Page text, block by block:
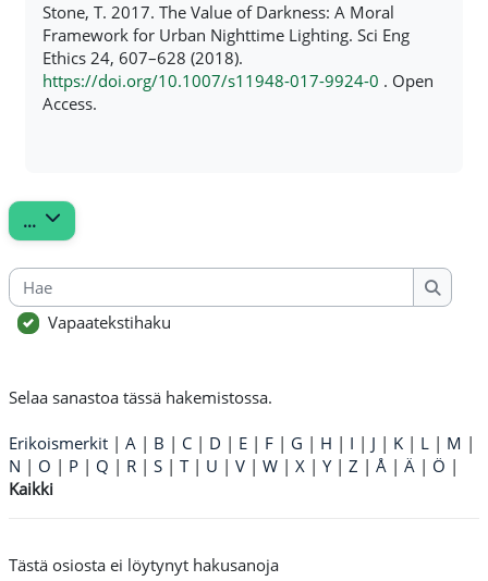
Stone, T. 2017. The Value of Darkness: A Moral
Framework for Urban Nighttime Lighting. Sci Eng
Ethics 24, 607–628 (2018).
https://doi.org/10.1007/s11948-017-9924-0 . Open
Access.
... Vie hakusanat
Hae
Hae
Vapaatekstihaku
Selaa sanastoa tässä hakemistossa.
Erikoismerkit | A | B | C | D | E | F | G | H | I | J | K | L | M |
N | O | P | Q | R | S | T| U | V | W | X | Y| Z | Å | Ä | Ö |
Kaikki
Tästä osiosta ei löytynyt hakusanoja